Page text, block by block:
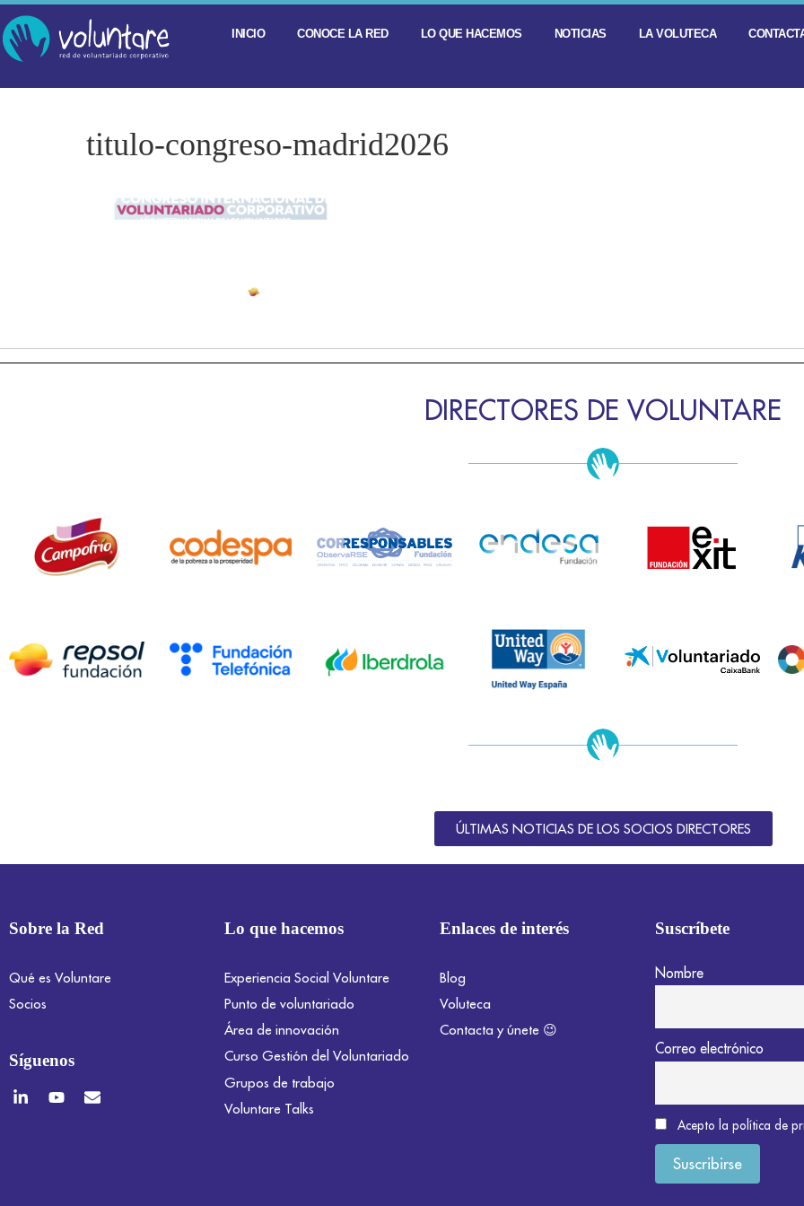
INICIO CONOCE LA RED LO QUE HACEMOS NOTICIAS LA VOLUTECA
titulo-congreso-madrid2026
DIRECTORES DE VOLUNTARE
ÚLTIMAS NOTICIAS DE LOS SOCIOS DIRECTORES
Sobre la Red
Qué es Voluntare
Socios
Síguenos
Lo que hacemos
Experiencia Social Voluntare
Punto de voluntariado
Área de innovación
Curso Gestión del Voluntariado
Grupos de trabajo
Voluntare Talks
Enlaces de interés
Blog
Voluteca
Contacta y únete 😉
Suscríbete
Nombre
Correo electrónico
Acepto la política de